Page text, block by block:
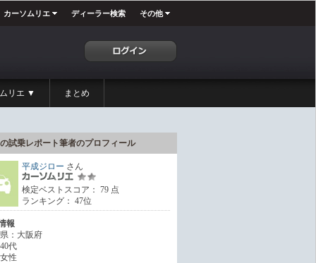
カーソムリエ ディーラー検索 その他
リエ ▼ まとめ
試乗レポート筆者のプロフィール
平成ジロー さん
検定ベストスコア： 79 点
ランキング： 47位
報
：大阪府
代
性